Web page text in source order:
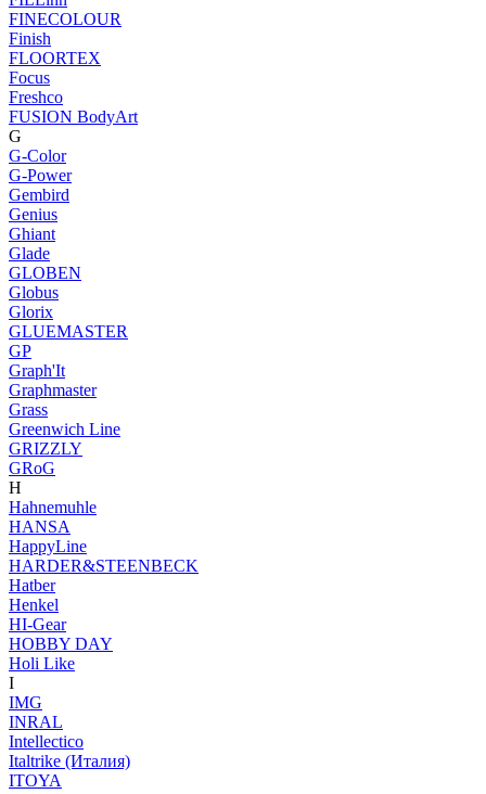
FINECOLOUR
Finish
FLOORTEX
Focus
Freshco
FUSION BodyArt
G
G-Color
G-Power
Gembird
Genius
Ghiant
Glade
GLOBEN
Globus
Glorix
GLUEMASTER
GP
Graph'It
Graphmaster
Grass
Greenwich Line
GRIZZLY
GRoG
H
Hahnemuhle
HANSA
HappyLine
HARDER&STEENBECK
Hatber
Henkel
HI-Gear
HOBBY DAY
Holi Like
I
IMG
INRAL
Intellectico
Italtrike (Италия)
ITOYA